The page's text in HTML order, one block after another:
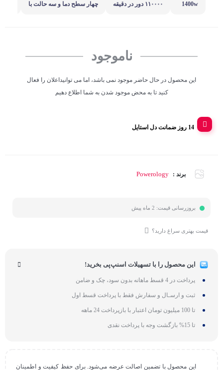
1400w
۱۱۰۰۰۰ دور در دقیقه
چهار سطح دما و سه حالت با
ناموجود
این محصول در حال حاضر موجود نمی باشد، اما می توانیداعلان را فعال
کنید تا به محض موجود شدن به شما اطلاع دهیم
14 روز ضمانت دل استایل
برند : Powerology
بروزرسانی قیمت: 2 ماه پیش
قیمت بهتری سراغ دارید؟
این محصول را با تسهیلات اسنپ‌پی بخرید!
پرداخت در 4 قسط ماهانه بدون سود، چک و ضامن
ثبت و ارسـال و سفارش فقط با پرداخت قسط اول
تا 100 میلیون تومان اعتبار با بازپرداخت 24 ماهه
تا 15% بازگشت وجه با پرداخت نقدی
این محصول با تضمین اصالت عرضه می‌شود. برای حفظ کیفیت و اطمینان